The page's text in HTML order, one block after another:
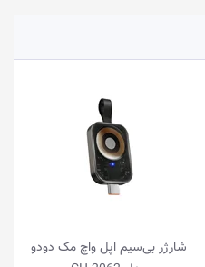
شارژر بی‌سیم اپل واچ مک دودو